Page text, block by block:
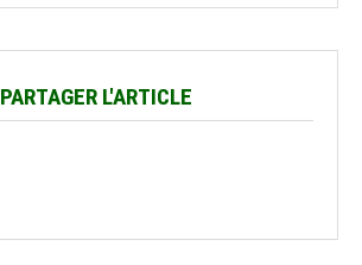
PARTAGER L'ARTICLE